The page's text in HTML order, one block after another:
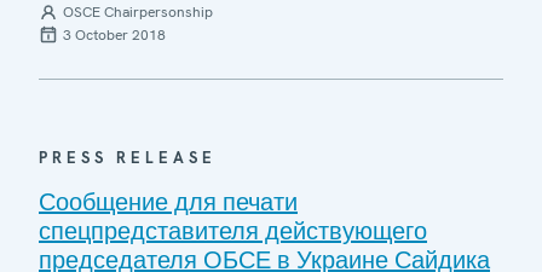
OSCE Chairpersonship
3 October 2018
PRESS RELEASE
Сообщение для печати
спецпредставителя действующего
председателя ОБСЕ в Украине Сайдика